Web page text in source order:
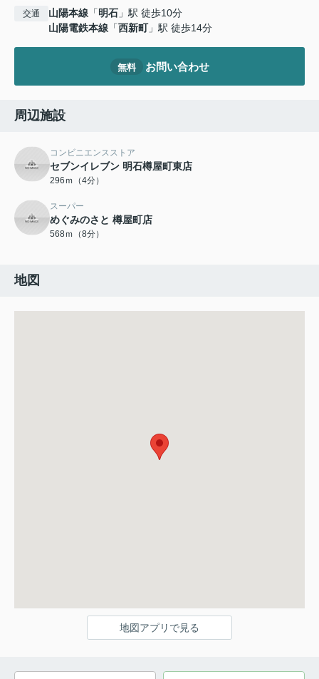
交通 山陽本線 「明石 」駅 徒歩10分
山陽電鉄本線 「西新町」駅 徒歩14分
無料 お問い合わせ
周辺施設
コンビニエンスストア
セブンイレブン 明石樽屋町東店
296ｍ（4分）
スーパー
めぐみのさと 樽屋町店
568ｍ（8分）
地図
地図アプリで見る